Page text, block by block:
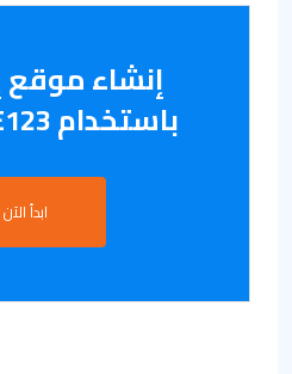
إنشاء موقع
باستخدام SITE123 سهل
ابدأ الآن